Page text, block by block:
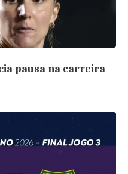
pausa na carreira